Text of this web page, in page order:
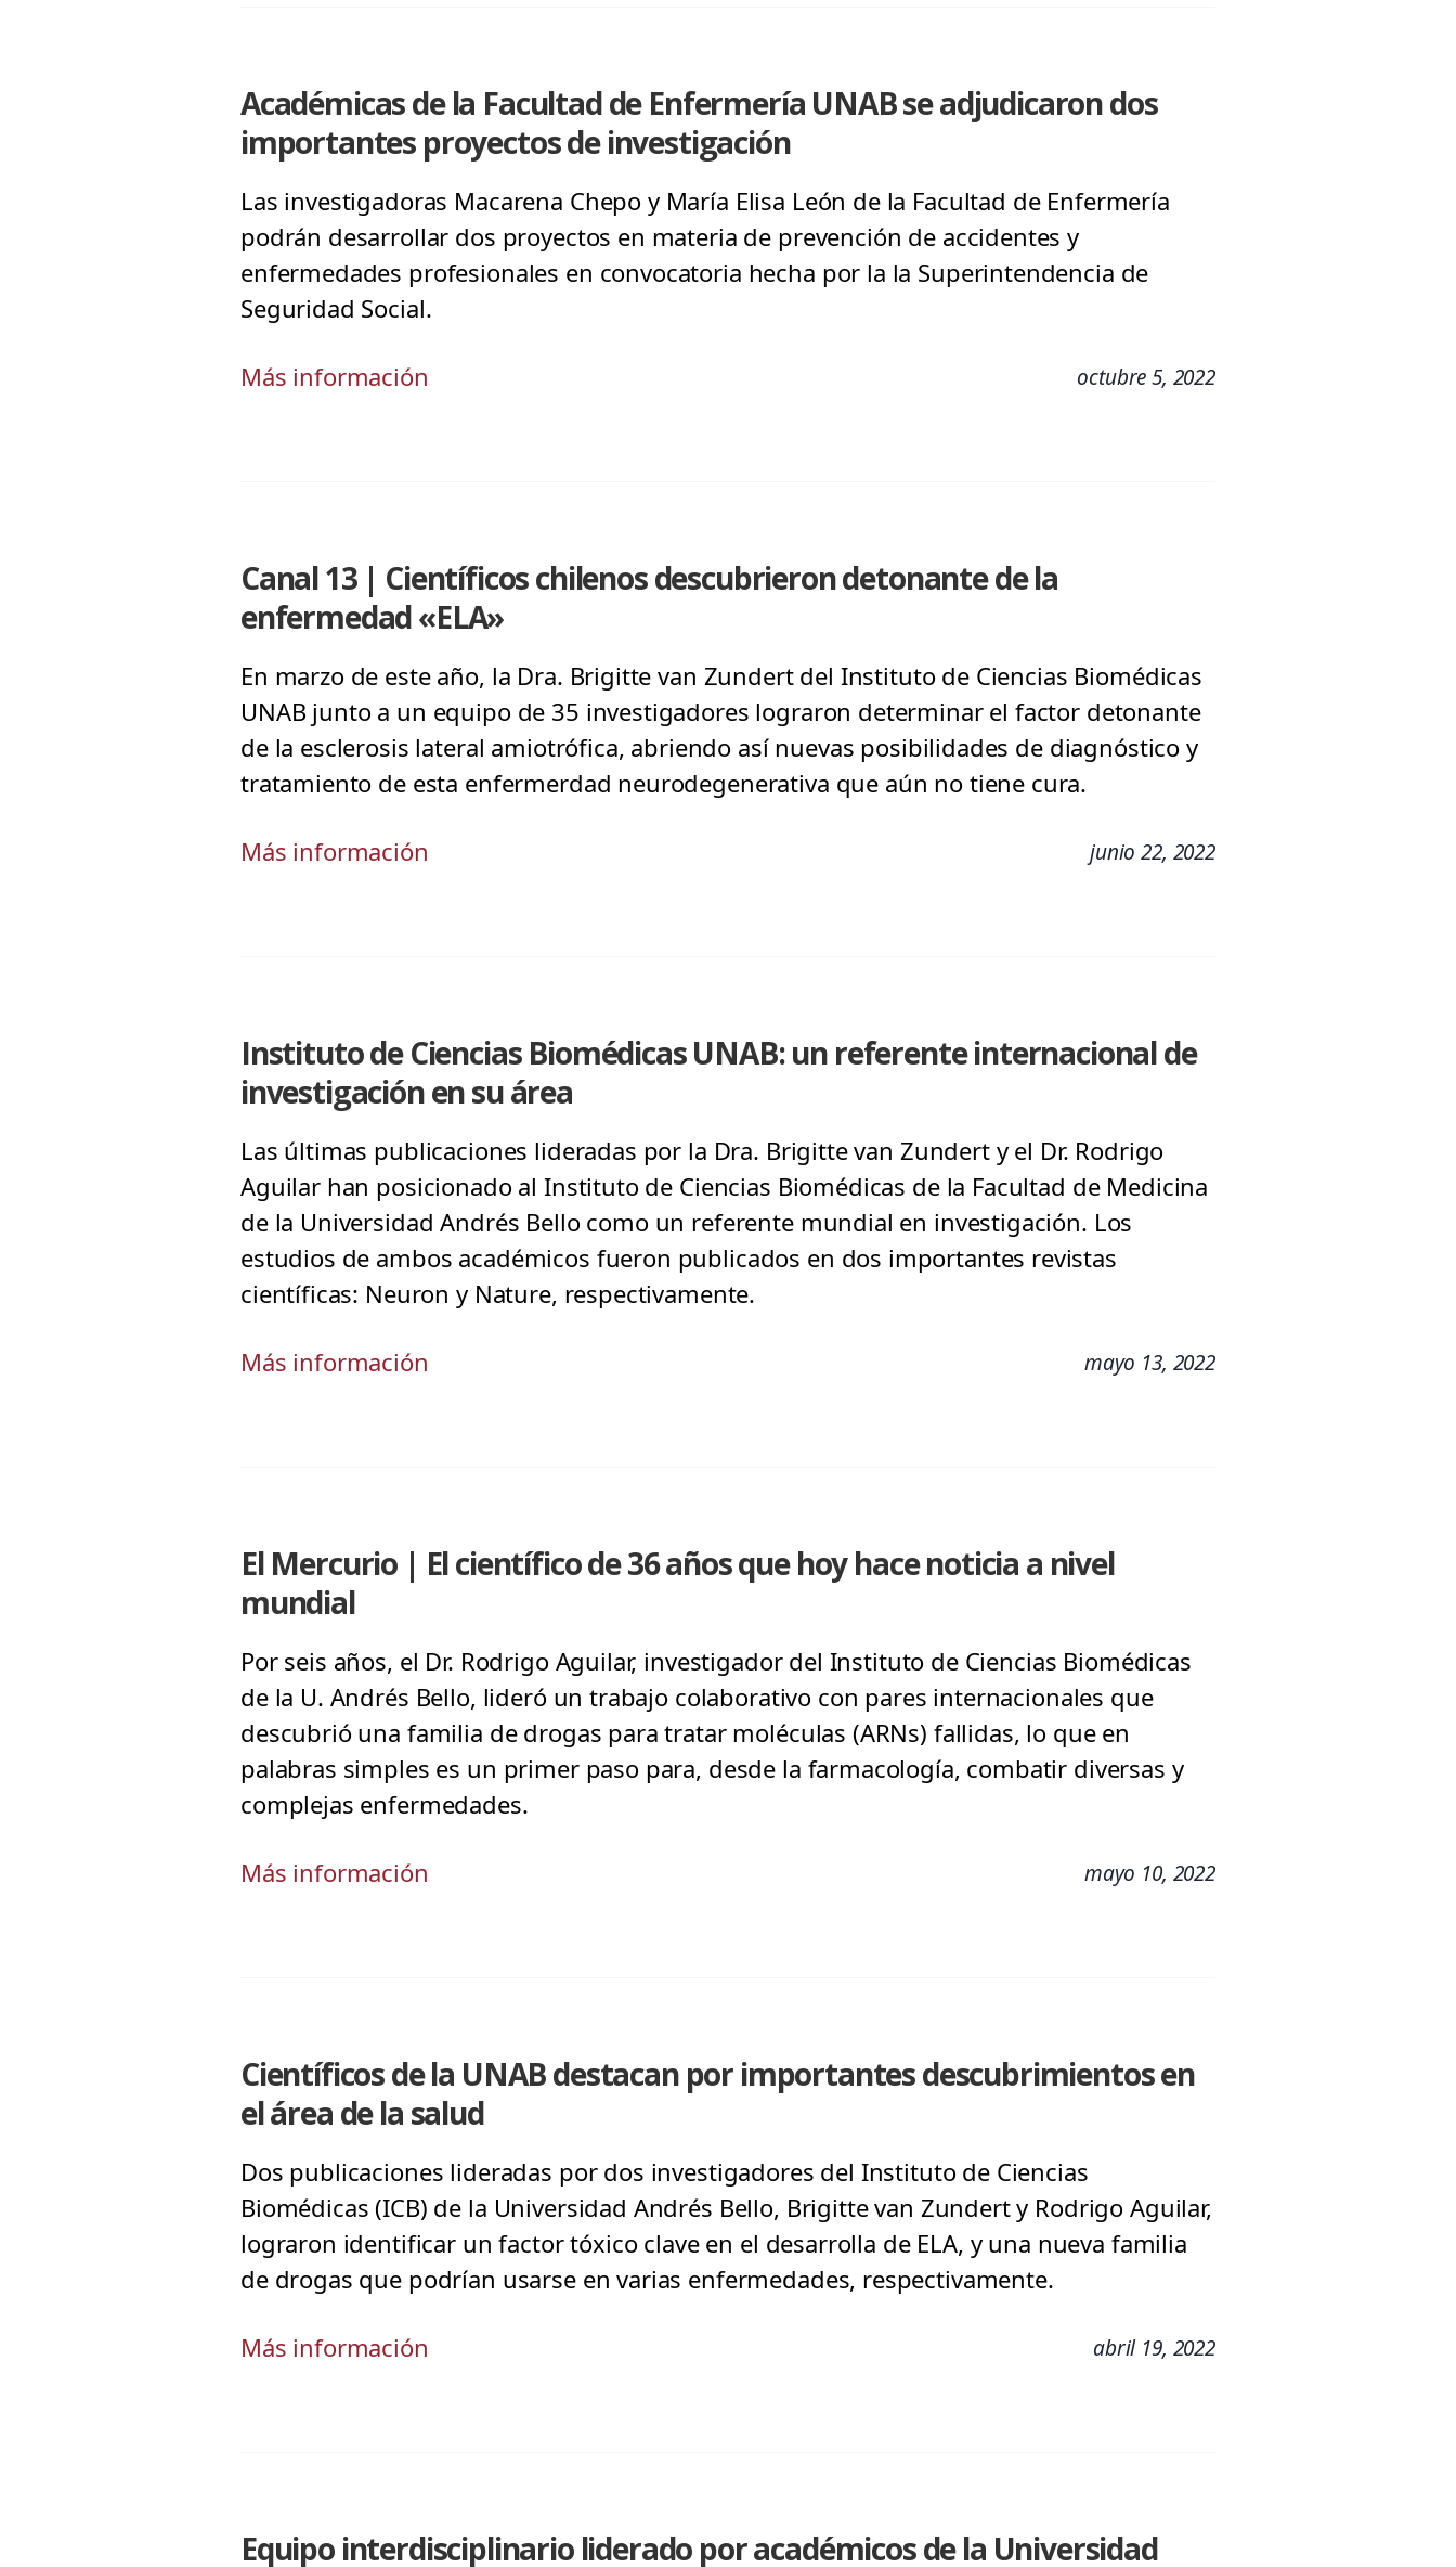
Académicas de la Facultad de Enfermería UNAB se adjudicaron dos
importantes proyectos de investigación
Las investigadoras Macarena Chepo y María Elisa León de la Facultad de Enfermería
podrán desarrollar dos proyectos en materia de prevención de accidentes y
enfermedades profesionales en convocatoria hecha por la la Superintendencia de
Seguridad Social.
Más información octubre 5, 2022
Canal 13 | Científicos chilenos descubrieron detonante de la
enfermedad «ELA»
En marzo de este año, la Dra. Brigitte van Zundert del Instituto de Ciencias Biomédicas
UNAB junto a un equipo de 35 investigadores lograron determinar el factor detonante
de la esclerosis lateral amiotrófica, abriendo así nuevas posibilidades de diagnóstico y
tratamiento de esta enfermerdad neurodegenerativa que aún no tiene cura.
Más información junio 22, 2022
Instituto de Ciencias Biomédicas UNAB: un referente internacional de
investigación en su área
Las últimas publicaciones lideradas por la Dra. Brigitte van Zundert y el Dr. Rodrigo
Aguilar han posicionado al Instituto de Ciencias Biomédicas de la Facultad de Medicina
de la Universidad Andrés Bello como un referente mundial en investigación. Los
estudios de ambos académicos fueron publicados en dos importantes revistas
científicas: Neuron y Nature, respectivamente.
Más información mayo 13, 2022
El Mercurio | El científico de 36 años que hoy hace noticia a nivel
mundial
Por seis años, el Dr. Rodrigo Aguilar, investigador del Instituto de Ciencias Biomédicas
de la U. Andrés Bello, lideró un trabajo colaborativo con pares internacionales que
descubrió una familia de drogas para tratar moléculas (ARNs) fallidas, lo que en
palabras simples es un primer paso para, desde la farmacología, combatir diversas y
complejas enfermedades.
Más información mayo 10, 2022
Científicos de la UNAB destacan por importantes descubrimientos en
el área de la salud
Dos publicaciones lideradas por dos investigadores del Instituto de Ciencias
Biomédicas (ICB) de la Universidad Andrés Bello, Brigitte van Zundert y Rodrigo Aguilar,
lograron identificar un factor tóxico clave en el desarrolla de ELA, y una nueva familia
de drogas que podrían usarse en varias enfermedades, respectivamente.
Más información abril 19, 2022
Equipo interdisciplinario liderado por académicos de la Universidad